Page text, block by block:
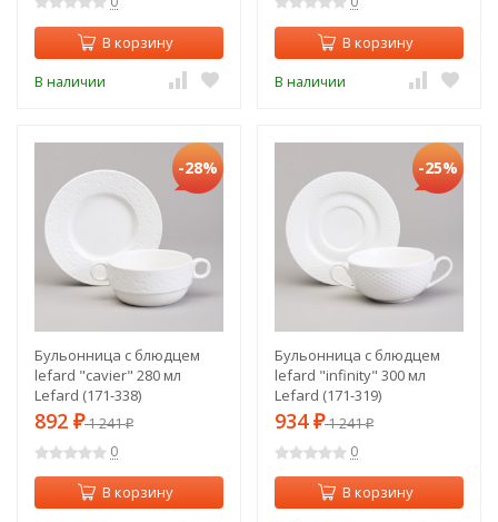
В корзину
В наличии
В корзину
В наличии
-28%
Бульонница с блюдцем
lefard "cavier" 280 мл
Lefard (171-338)
892 ₽1 241₽
0
В корзину
-25%
Бульонница с блюдцем
lefard "infinity" 300 мл
Lefard (171-319)
934 ₽1 241₽
0
В корзину